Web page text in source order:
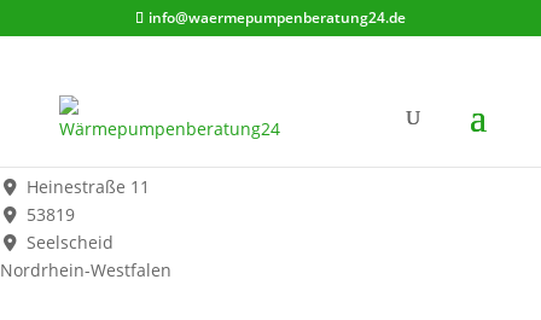
info@waermepumpenberatung24.de
Römer Heizung & Sanitär
Werbung*
Heinestraße 11
53819
Seelscheid
Nordrhein-Westfalen